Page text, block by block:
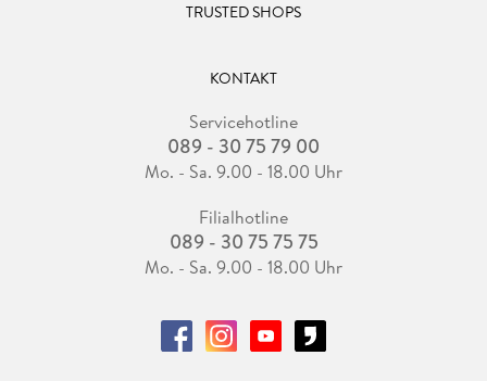
TRUSTED SHOPS
KONTAKT
Servicehotline
089 - 30 75 79 00
Mo. - Sa. 9.00 - 18.00 Uhr
Filialhotline
089 - 30 75 75 75
Mo. - Sa. 9.00 - 18.00 Uhr